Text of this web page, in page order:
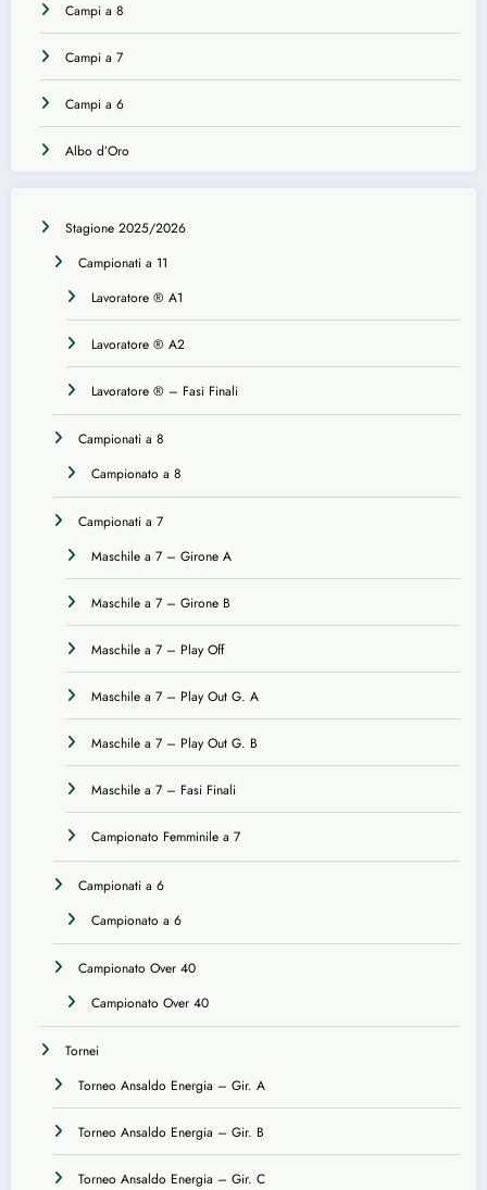
Campi a 8
Campi a 7
Campi a 6
Albo d’Oro
Stagione 2025/2026
Campionati a 11
Lavoratore ® A1
Lavoratore ® A2
Lavoratore ® – Fasi Finali
Campionati a 8
Campionato a 8
Campionati a 7
Maschile a 7 – Girone A
Maschile a 7 – Girone B
Maschile a 7 – Play Off
Maschile a 7 – Play Out G. A
Maschile a 7 – Play Out G. B
Maschile a 7 – Fasi Finali
Campionato Femminile a 7
Campionati a 6
Campionato a 6
Campionato Over 40
Campionato Over 40
Tornei
Torneo Ansaldo Energia – Gir. A
Torneo Ansaldo Energia – Gir. B
Torneo Ansaldo Energia – Gir. C